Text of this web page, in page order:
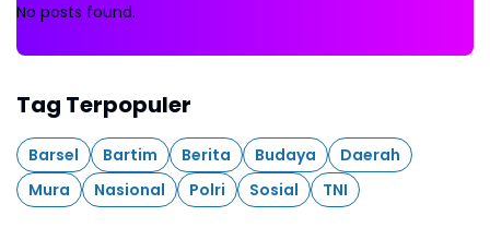
No posts found.
Tag Terpopuler
Barsel Bartim Berita Budaya
Daerah
Mura
Nasional Polri Sosial TNI